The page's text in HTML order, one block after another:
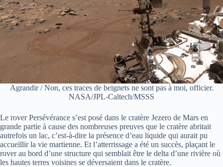
Agrandir/Non, ces traces de beignets ne sont pas à moi, officier.
NASA/JPL-Caltech/MSSS
Le rover Persévérance s’est posé dans le cratère Jezero de Mars en
grande partie à cause des nombreuses preuves que le cratère abritait
autrefois un lac, c’est-à-dire la présence d’eau liquide qui aurait pu
accueillir la vie martienne. Et l’atterrissage a été un succès, plaçant le
rover au bord d’une structure qui semblait être le delta d’une rivière où
les hautes terres voisines se déversaient dans le cratère.